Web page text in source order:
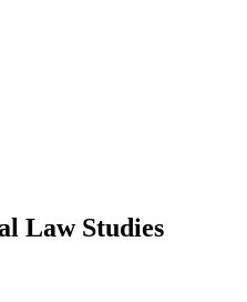
Law Studies